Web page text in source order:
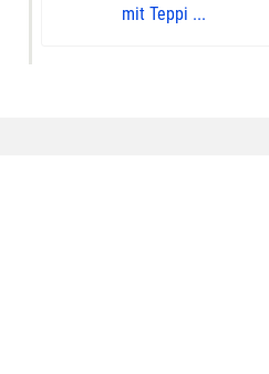
mit Teppi ...